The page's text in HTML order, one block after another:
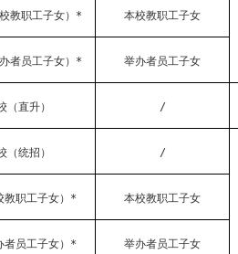
教职工子女）* 本校教职工子女
者员工子女）* 举办者员工子女
（直升） /
（统招） /
教职工子女）* 本校教职工子女
者员工子女）* 举办者员工子女